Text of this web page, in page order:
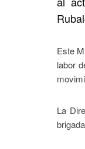
Este
labor
La